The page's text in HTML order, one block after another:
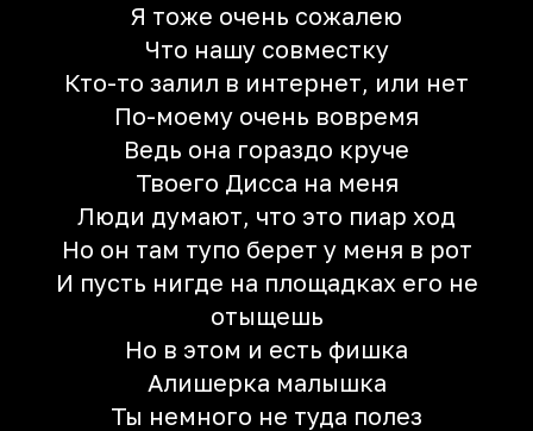
Я тоже очень сожалею
Что нашу совместку
Кто-то залил в интернет, или нет
По-моему очень вовремя
Ведь она гораздо круче
Твоего Дисса на меня
Люди думают, что это пиар ход
Но он там тупо берет у меня в рот
И пусть нигде на площадках его не
отыщешь
Но в этом и есть фишка
Алишерка малышка
Ты немного не туда полез